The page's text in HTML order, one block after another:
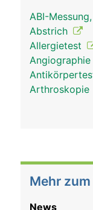
ABI-
Abstrich
Allergietest
Angiographie
Arthroskopie
Mehr
News